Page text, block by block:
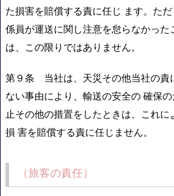
た損害を賠償する責に任じ ます。た
係員が運送に関し注意を怠らなかった
は、この限りではありません。
第９条 当社は、天災その他当社の責
ない事由により、輸送の安全の 確保
止その他の措置をしたときは、これに
損 害を賠償する責に任じません。
（旅客の責任）